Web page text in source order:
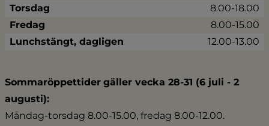
Torsdag
8.00-18.00
Fredag
8.00-15.00
Lunchstängt, dagligen
12.00-13.00
Sommaröppettider gäller vecka 28-31 (6 juli - 2
augusti):
Måndag-torsdag 8.00-15.00, fredag 8.00-12.00.